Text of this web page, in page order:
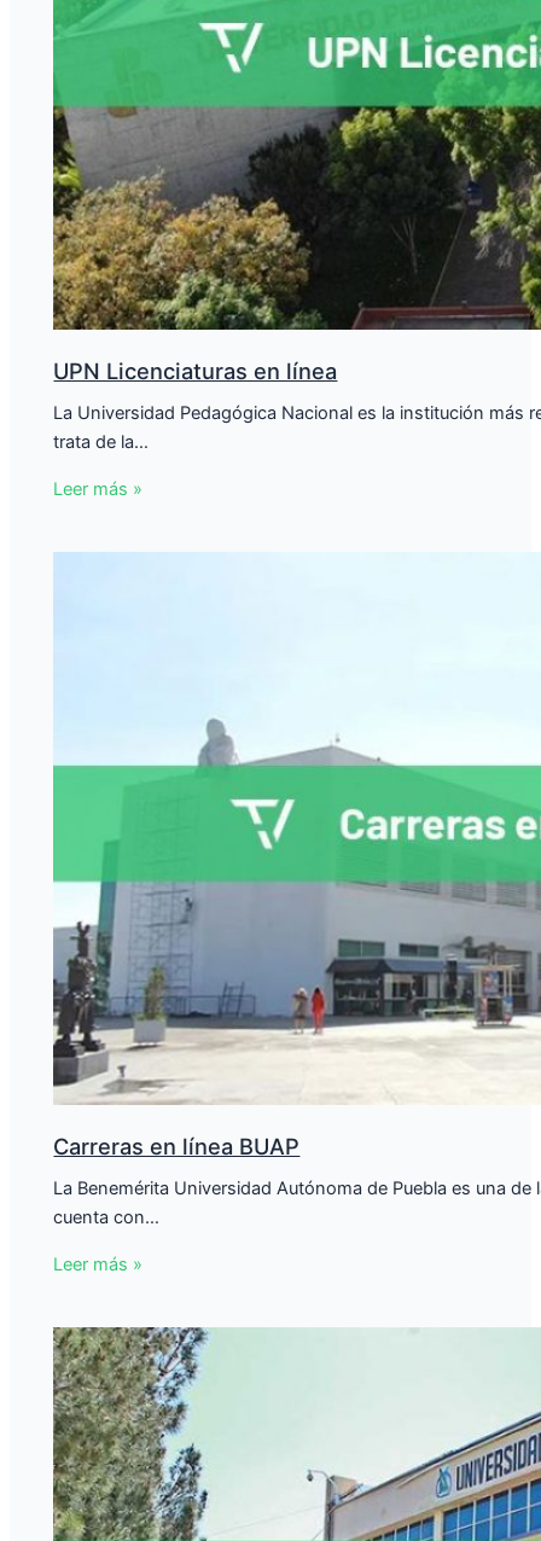
UPN Licenciaturas en línea
La Universidad Pedagógica Nacional es la institución
trata de la…
Leer más »
Carreras en línea BUAP
La Benemérita Universidad Autónoma de Puebla es una
cuenta con…
Leer más »